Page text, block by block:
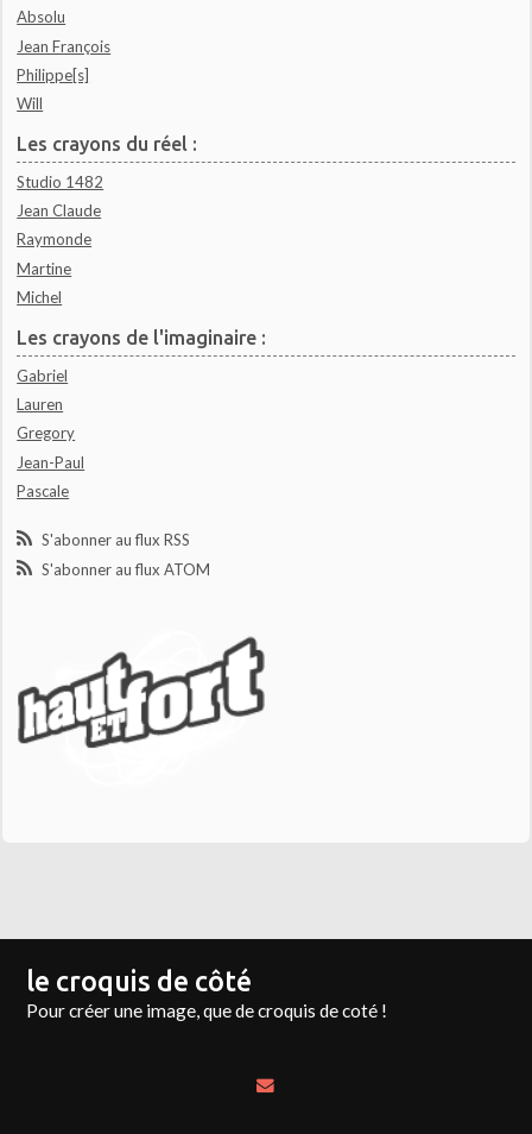
Absolu
Jean François
Philippe[s]
Will
Les crayons du réel :
Studio 1482
Jean Claude
Raymonde
Martine
Michel
Les crayons de l'imaginaire :
Gabriel
Lauren
Gregory
Jean-Paul
Pascale
S'abonner au flux RSS
S'abonner au flux ATOM
le croquis de côté
Pour créer une image, que de croquis de coté !